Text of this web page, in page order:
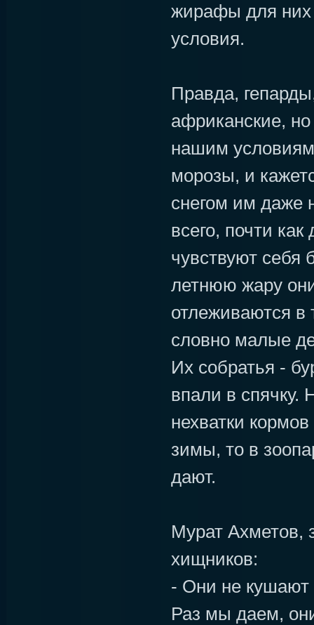
жирафы для них
условия.
Правда,
африканские,
нашим
морозы, и
снегом им даже
всего, почти
чувствуют себя
летнюю жару
отлеживаются в
словно малые
Их собратья -
впали в спячку.
нехватки
зимы, то в
дают.
Мурат Ахметов,
хищников:
- Они не
Раз мы даем,